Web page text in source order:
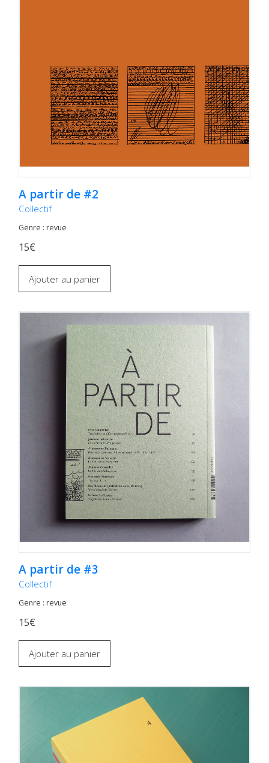
A partir de #2
Collectif
Genre : revue
15€
Ajouter au panier
A partir de #3
Collectif
Genre : revue
15€
Ajouter au panier